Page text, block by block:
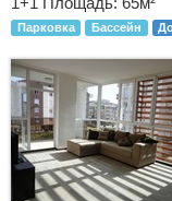
Парковка Бассейн